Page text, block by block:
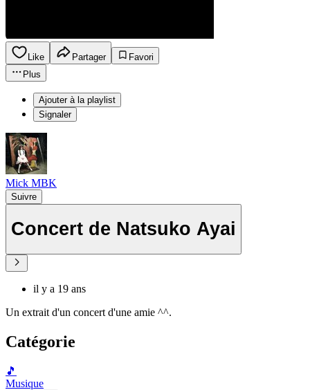
Like Partager
Favori
Plus
Ajouter à la playlist
Signaler
Mick MBK
Suivre
Concert de Natsuko Ayai
il y a 19 ans
Un extrait d'un concert d'une amie ^^.
Catégorie
🎵
Musique